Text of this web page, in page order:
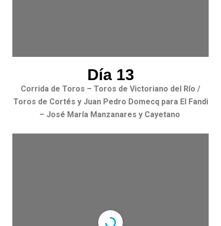
Día 13
Corrida de Toros – Toros de Victoriano del Río /
Toros de Cortés y Juan Pedro Domecq para El Fandi
– José María Manzanares y Cayetano